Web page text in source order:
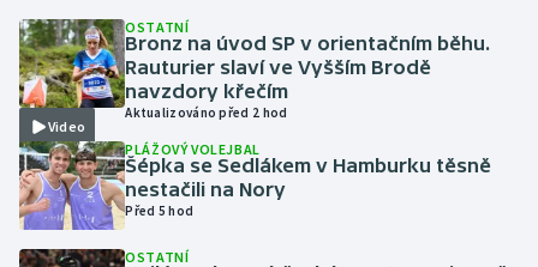
Lyže a snowboard
Moderní pětiboj
Motorsport
Olympijské hry
Video
OSTATNÍ
Bronz na úvod SP v orientačním běhu.
Rauturier slaví ve Vyšším Brodě
navzdory křečím
Aktualizováno před 2 hod
PLÁŽOVÝ VOLEJBAL
Šépka se Sedlákem v Hamburku těsně
nestačili na Nory
Před 5 hod
OSTATNÍ